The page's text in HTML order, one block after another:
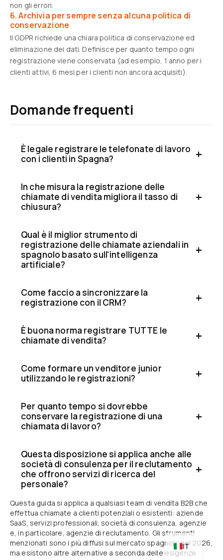
non gli errori.
6. Archivia per sempre senza alcuna politica di
conservazione
Il GDPR richiede una chiara politica di conservazione ed
eliminazione dei dati. Definisce per quanto tempo ogni
registrazione viene conservata (ad esempio, 1 anno per i
clienti attivi, 6 mesi per i clienti non ancora acquisiti).
Domande frequenti
È legale registrare le telefonate di lavoro
con i clienti in Spagna?
In che misura la registrazione delle
chiamate di vendita migliora il tasso di
chiusura?
Qual è il miglior strumento di
registrazione delle chiamate aziendali in
spagnolo basato sull'intelligenza
artificiale?
Come faccio a sincronizzare la
registrazione con il CRM?
È buona norma registrare TUTTE le
chiamate di vendita?
Come formare un venditore junior
utilizzando le registrazioni?
Per quanto tempo si dovrebbe
conservare la registrazione di una
chiamata di lavoro?
Questa disposizione si applica anche alle
società di consulenza per il reclutamento
che offrono servizi di ricerca del
personale?
Questa guida si applica a qualsiasi team di vendita B2B che
effettua chiamate a clienti potenziali o esistenti: aziende
SaaS, servizi professionali, società di consulenza, agenzie
e, in particolare, agenzie di reclutamento. Gli strumenti
menzionati sono i più diffusi sul mercato spagnolo nel 2026,
ma esistono altre alternative a seconda delle esigenze
IT
ES
EN
PT